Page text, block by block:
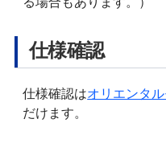
仕様確認
仕様確認はオリエンタ
だけます。